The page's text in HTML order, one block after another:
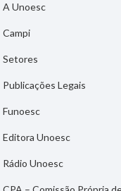
A Unoesc
Campi
Setores
Publicações Legais
Funoesc
Editora Unoesc
Rádio Unoesc